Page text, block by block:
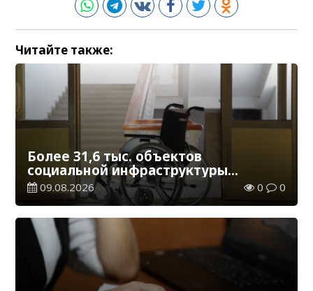
Читайте также:
Более 31,6 тыс. объектов
социальной инфраструктуры
адаптированы для лиц с
инвалидностью
09.08.2026 0 0